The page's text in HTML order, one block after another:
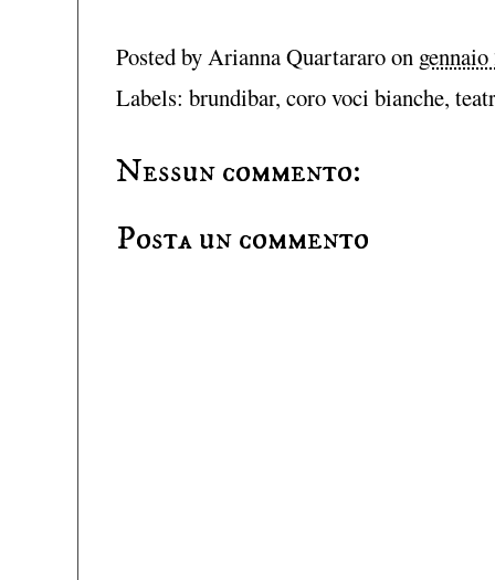
Posted byArianna Quartararoon
Labels: brundibar, coro voci bianche,
Nessun commento:
Posta un commento